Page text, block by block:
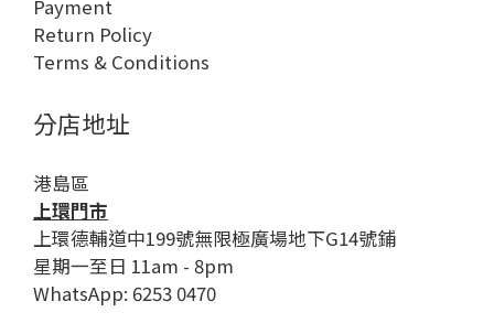
Payment
Return Policy
Terms & Conditions
分店地址
港島區
上環門市
上環德輔道中199號無限極廣場地下G14號鋪
星期一至日 11am - 8pm
WhatsApp: 6253 0470